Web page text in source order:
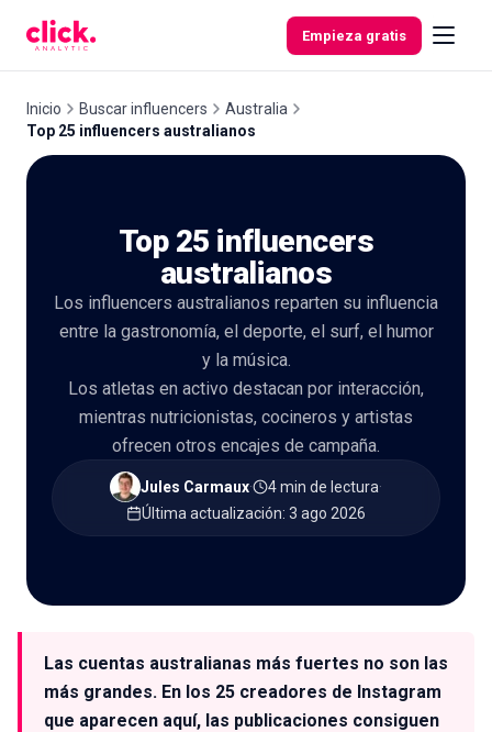
Empieza gratis
Herramientas
Inicio Buscar influencers
Australia
Top 25 influencers australianos
Top 25 influencers
australianos
Los influencers australianos reparten su influencia
entre la gastronomía, el deporte, el surf, el humor
y la música.
Los atletas en activo destacan por interacción,
mientras nutricionistas, cocineros y artistas
ofrecen otros encajes de campaña.
Jules Carmaux· 4 min de lectura·
Última actualización: 3 ago 2026
Las cuentas australianas más fuertes no son las
más grandes. En los 25 creadores de Instagram
que aparecen aquí, las publicaciones consiguen